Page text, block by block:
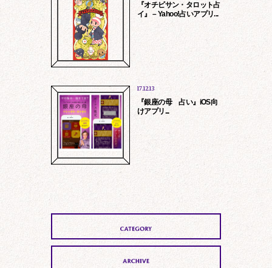
『オチビサン・タロット占
イ』 – Yahoo!占いアプリ...
17.12.13
『銀座の母 占い』iOS向
けアプリ...